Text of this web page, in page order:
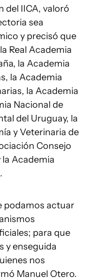
del IICA, valoró
sea
y precisó que
Real Academia
la Academia
la Academia
la Academia
Nacional de
del Uruguay, la
y Veterinaria de
Consejo
Academia
podamos actuar
para que
y enseguida
nos
Manuel Otero.